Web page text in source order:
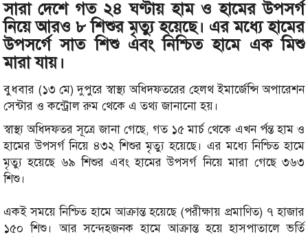
সারা দেশে গত ২৪ ঘণ্টায় হাম ও হামের উপসর্গ
নিয়ে আরও ৮ শিশুর মৃত্যু হয়েছে। এর মধ্যে হামের
উপসর্গে সাত শিশু এবং নিশ্চিত হামে এক মিশু
মারা যায়।
বুধবার (১৩ মে) দুপুরে স্বাস্থ্য অধিদফতরের হেলথ ইমার্জেন্সি অপারেশন
সেন্টার ও কন্ট্রোল রুম থেকে এ তথ্য জানানো হয়।
স্বাস্থ্য অধিদফতর সূত্রে জানা গেছে, গত ১৫ মার্চ থেকে এখন র্পন্ত হাম ও
হামের উপসর্গ নিয়ে ৪৩২ শিশুর মৃত্যু হয়েছে। এর মধ্যে নিশ্চিত হামে
মৃত্যু হয়েছে ৬৯ শিশুর এবং হামের উপসর্গ নিয়ে মারা গেছে ৩৬৩
শিশু।
একই সময়ে নিশ্চিত হামে আক্রান্ত হয়েছে (পরীক্ষায় প্রমাণিত) ৭ হাজার
১৫০ শিশু। আর সন্দেহজনক হামে আক্রান্ত হয়ে হাসপাতালে ভর্তি